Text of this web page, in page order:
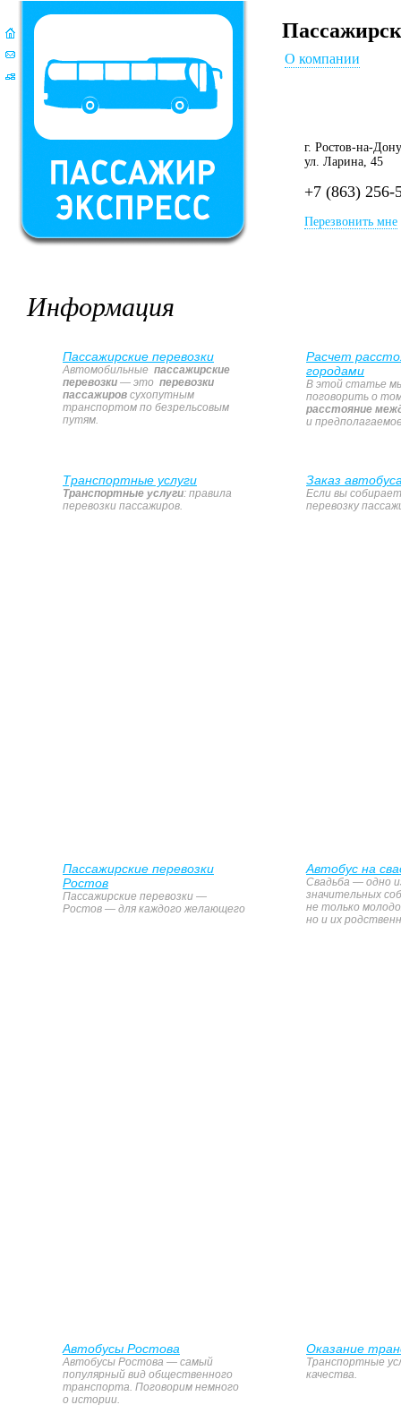
О компании
г. Ростов-на-Дону
ул. Ларина, 45
+7 (863) 256-
Перезвонить мне
Информация
Пассажирские перевозки
Автомобильные пассажирские
перевозки — это перевозки
пассажиров сухопутным
транспортом по безрельсовым
путям.
Расчет
городами
В этой статье
поговорить о
расстояние
и
Транспортные услуги
Транспортные услуги: правила
перевозки пассажиров.
Заказ
Если вы
перевозку
Пассажирские перевозки
Ростов
Пассажирские перевозки —
Ростов — для каждого желающего
Автобус на
Свадьба — одно
значительных
не только
но и их
Автобусы Ростова
Автобусы Ростова — самый
популярный вид общественного
транспорта. Поговорим немного
о истории.
Оказание
Транспортные
качества.